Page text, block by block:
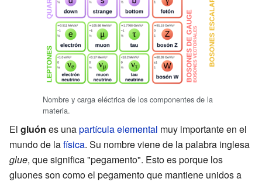
Nombre y carga eléctrica de los componentes de la
materia.
El gluón es unapartícula elemental muy importante en el
mundo de lafísica. Su nombre viene de la palabra inglesa
glue, que significa "pegamento". Esto es porque los
gluones son como el pegamento que mantiene unidos a